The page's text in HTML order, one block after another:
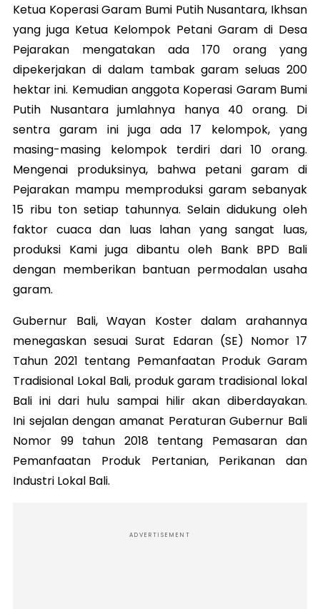
Ketua Koperasi Garam Bumi Putih Nusantara, Ikhsan
yang juga Ketua Kelompok Petani Garam di Desa
Pejarakan mengatakan ada 170 orang yang
dipekerjakan di dalam tambak garam seluas 200
hektar ini. Kemudian anggota Koperasi Garam Bumi
Putih Nusantara jumlahnya hanya 40 orang. Di
sentra garam ini juga ada 17 kelompok, yang
masing-masing kelompok terdiri dari 10 orang.
Mengenai produksinya, bahwa petani garam di
Pejarakan mampu memproduksi garam sebanyak
15 ribu ton setiap tahunnya. Selain didukung oleh
faktor cuaca dan luas lahan yang sangat luas,
produksi Kami juga dibantu oleh Bank BPD Bali
dengan memberikan bantuan permodalan usaha
garam.
Gubernur Bali, Wayan Koster dalam arahannya
menegaskan sesuai Surat Edaran (SE) Nomor 17
Tahun 2021 tentang Pemanfaatan Produk Garam
Tradisional Lokal Bali, produk garam tradisional lokal
Bali ini dari hulu sampai hilir akan diberdayakan.
Ini sejalan dengan amanat Peraturan Gubernur Bali
Nomor 99 tahun 2018 tentang Pemasaran dan
Pemanfaatan Produk Pertanian, Perikanan dan
Industri Lokal Bali.
ADVERTISEMENT